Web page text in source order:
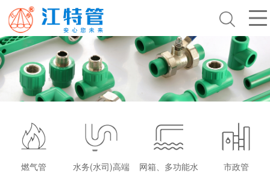
燃气管
水务(水司)高端
网箱、多功能水
市政管